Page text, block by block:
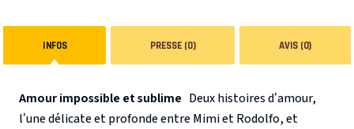
INFOS PRESSE (0) AVIS (0)
Amour impossible et sublime Deux histoires d’amour,
l’une délicate et profonde entre Mimi et Rodolfo, et